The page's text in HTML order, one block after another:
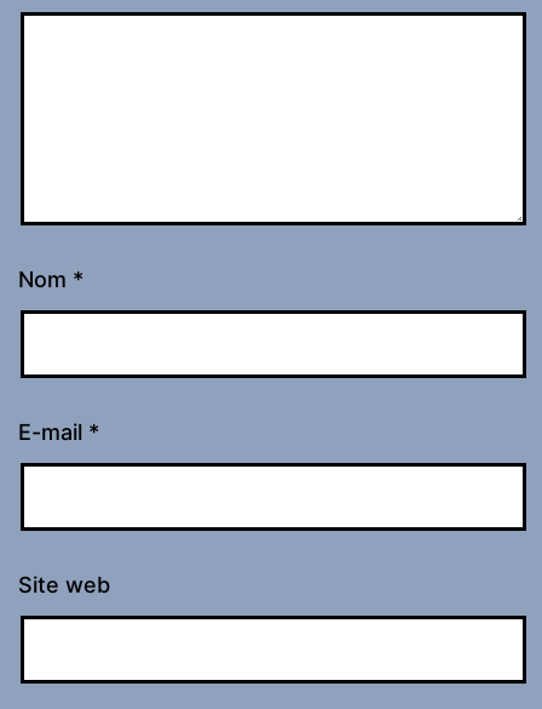
Nom *
E-mail *
Site web